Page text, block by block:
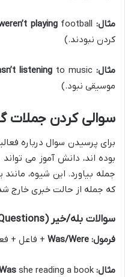
مثال:They
playing
کردن نبودند.)
مثال:She
listening
موسیقی نبود.)
سوالی کردن جملات
برای پرسیدن سوال درباره
جمله بیاورد. این شیوه،
که جمله از حالت خبری خارج
سوالات بله/خیر (Yes/No Questions):
فرمول: Was/Were + فاعل +
مثال: she reading a book? (آیا او در حال خواندن کتابی بود؟)